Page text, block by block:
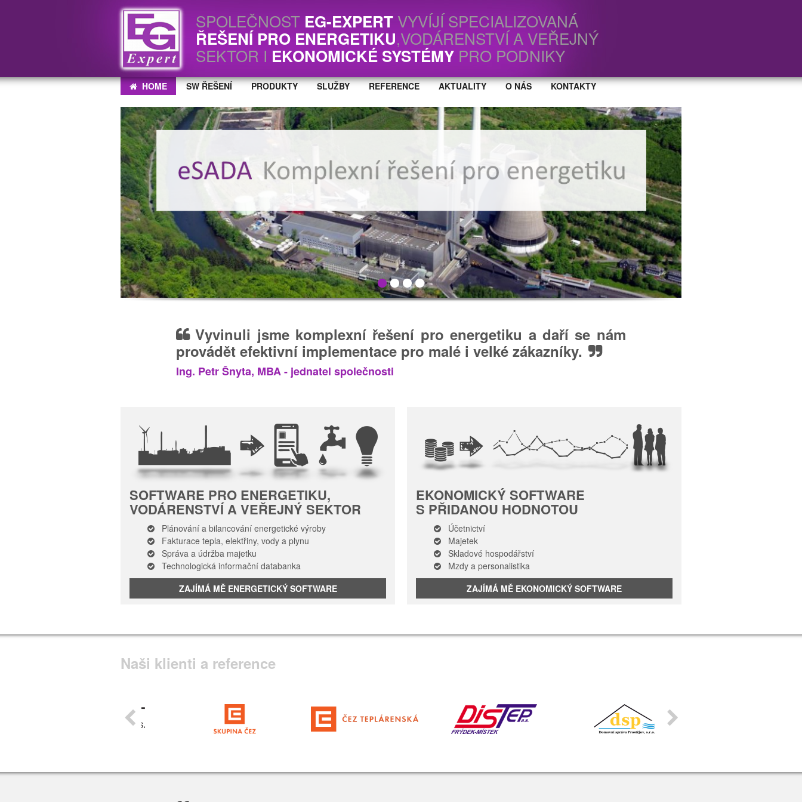
SPOLEČNOST EG-EXPERT VYVÍJÍ SPECIALIZOVANÁ
ŘEŠENÍ PRO ENERGETIKU,VODÁRENSTVÍ A VEŘEJNÝ
SEKTOR I EKONOMICKÉ SYSTÉMY PRO PODNIKY
HOME SW ŘEŠENÍ PRODUKTY SLUŽBY REFERENCE AKTUALITY O NÁS KONTAKTY
Vyvinuli jsme komplexní řešení pro energetiku a daří se nám
provádět efektivní implementace pro malé i velké zákazníky.
Ing. Petr Šnyta, MBA - jednatel společnosti
SOFTWARE PRO ENERGETIKU,
VODÁRENSTVÍ A VEŘEJNÝ SEKTOR
Plánování a bilancování energetické výroby
Fakturace tepla, elektřiny, vody a plynu
Správa a údržba majetku
Technologická informační databanka
ZAJÍMÁ MĚ ENERGETICKÝ SOFTWARE
EKONOMICKÝ SOFTWARE
S PŘIDANOU HODNOTOU
Účetnictví
Majetek
Skladové hospodářství
Mzdy a personalistika
ZAJÍMÁ MĚ EKONOMICKÝ SOFTWARE
Naši klienti a reference